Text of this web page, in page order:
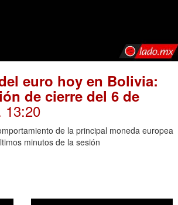
euro hoy en Bolivia:
de cierre del 6 de
13:20
de la principal moneda europea
minutos de la sesión